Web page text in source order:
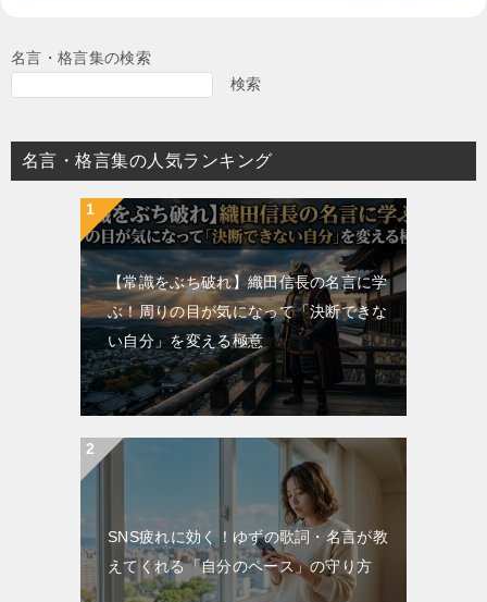
名言・格言集の検索
検索
名言・格言集の人気ランキング
【常識をぶち破れ】織田信長の名言に学
ぶ！周りの目が気になって「決断できな
い自分」を変える極意
SNS疲れに効く！ゆずの歌詞・名言が教
えてくれる「自分のペース」の守り方